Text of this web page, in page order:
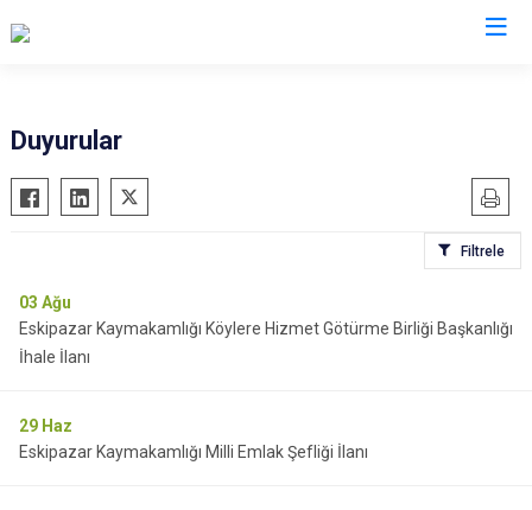
Eflani
Eskipazar
Safranbolu
Yenice
Duyurular
Filtrele
03 Ağu
Eskipazar Kaymakamlığı Köylere Hizmet Götürme Birliği Başkanlığı
İhale İlanı
29 Haz
Eskipazar Kaymakamlığı Milli Emlak Şefliği İlanı